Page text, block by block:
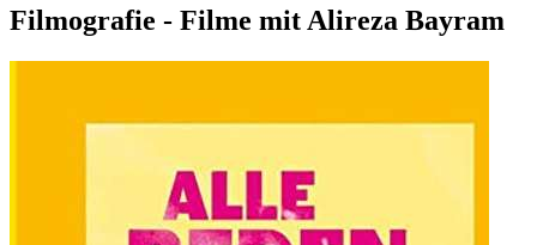
Filmografie - Filme mit Alireza Bayram